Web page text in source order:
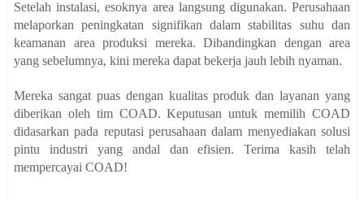
Setelah instalasi, esoknya area langsung digunakan. Perusahaan
melaporkan peningkatan signifikan dalam stabilitas suhu dan
keamanan area produksi mereka. Dibandingkan dengan area
yang sebelumnya, kini mereka dapat bekerja jauh lebih nyaman.
Mereka sangat puas dengan kualitas produk dan layanan yang
diberikan oleh tim COAD. Keputusan untuk memilih COAD
didasarkan pada reputasi perusahaan dalam menyediakan solusi
pintu industri yang andal dan efisien. Terima kasih telah
mempercayai COAD!